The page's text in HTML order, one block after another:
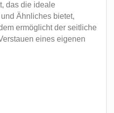
das die ideale
Ähnliches bietet,
ermöglicht der seitliche
eines eigenen